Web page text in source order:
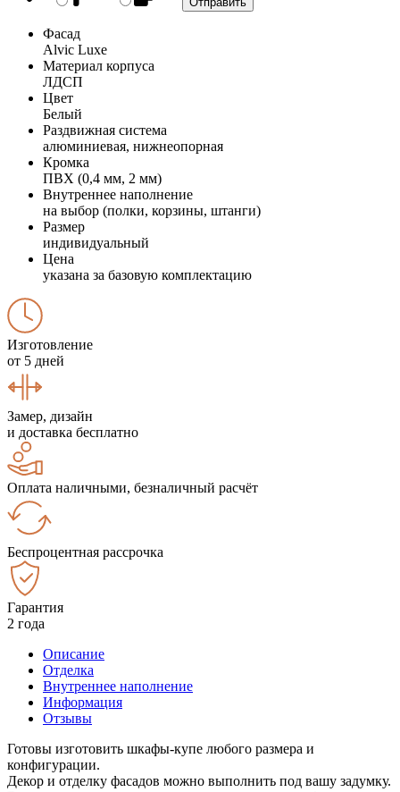
Фасад
Alvic Luxe
Материал корпуса
ЛДСП
Цвет
Белый
Раздвижная система
алюминиевая, нижнеопорная
Кромка
ПВХ (0,4 мм, 2 мм)
Внутреннее наполнение
на выбор (полки, корзины, штанги)
Размер
индивидуальный
Цена
указана за базовую комплектацию
Изготовление
от 5 дней
Замер, дизайн
и доставка бесплатно
Оплата наличными, безналичный расчёт
Беспроцентная рассрочка
Гарантия
2 года
Описание
Отделка
Внутреннее наполнение
Информация
Отзывы
Готовы изготовить шкафы-купе любого размера и
конфигурации.
Декор и отделку фасадов можно выполнить под вашу задумку.